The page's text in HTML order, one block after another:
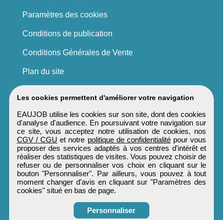
Les cookies permettent d'améliorer votre navigation
EAUJOB utilise les cookies sur son site, dont des cookies
d'analyse d'audience. En poursuivant votre navigation sur
ce site, vous acceptez notre utilisation de cookies, nos
CGV / CGU et notre politique de confidentialité pour vous
proposer des services adaptés à vos centres d'intérêt et
réaliser des statistiques de visites. Vous pouvez choisir de
refuser ou de personnaliser vos choix en cliquant sur le
bouton "Personnaliser". Par ailleurs, vous pouvez à tout
moment changer d'avis en cliquant sur "Paramètres des
cookies" situé en bas de page.
Personnaliser
Paramètres des cookies
Conditions de publication
Conditions Générales de Vente
Plan du site